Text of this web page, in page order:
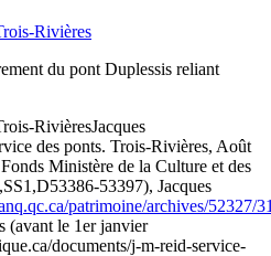
Rivières
du pont Duplessis reliant
RivièresJacques
des ponts. Trois-Rivières, Août
Ministère de la Culture et des
53397), Jacques
patrimoine/archives/52327/
(avant le 1er janvier
documents/j-m-reid-service-